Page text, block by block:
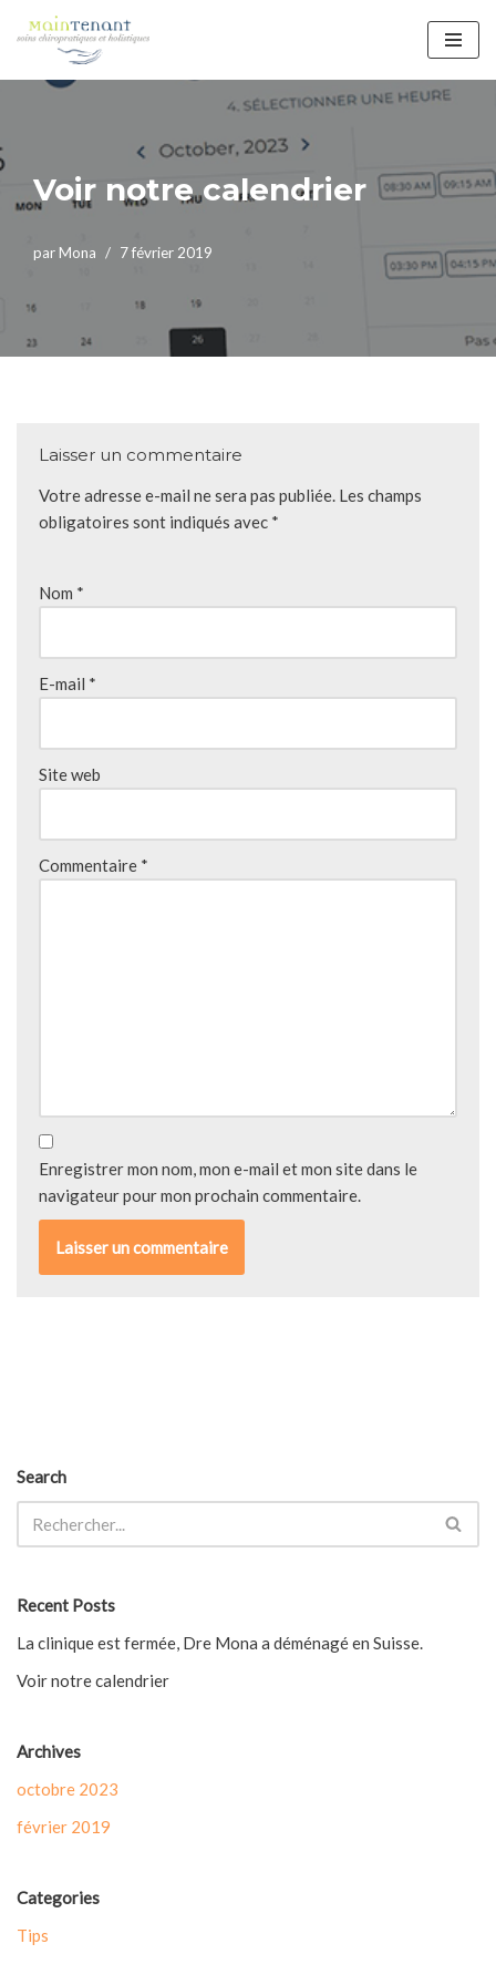
au
Voir notre calendrier
parMona 7 février 2019
Laisser un commentaire
Votre adresse e-mail ne sera pas publiée. Les champs
obligatoires sont indiqués avec *
Nom *
E-mail *
Site web
Commentaire *
Enregistrer mon nom, mon e-mail et mon site dans le
navigateur pour mon prochain commentaire.
Search
Recent Posts
La clinique est fermée, Dre Mona a déménagé en Suisse.
Voir notre calendrier
Archives
octobre 2023
février 2019
Categories
Tips